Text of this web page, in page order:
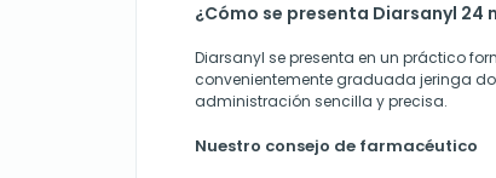
¿Cómo se presenta Diarsanyl 24
Diarsanyl se presenta en un práctico
convenientemente graduada jeringa
administración sencilla y precisa.
Nuestro consejo de farmacéutico